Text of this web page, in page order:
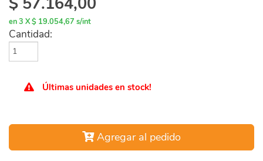
en 3 X $ 19.054,67 s/int
Cantidad:
Últimas unidades en stock!
Agregar al pedido